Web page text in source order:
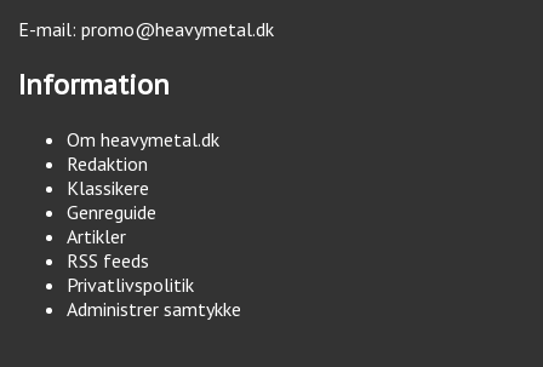
E-mail: promo@heavymetal.dk
Information
Om heavymetal.dk
Redaktion
Klassikere
Genreguide
Artikler
RSS feeds
Privatlivspolitik
Administrer samtykke